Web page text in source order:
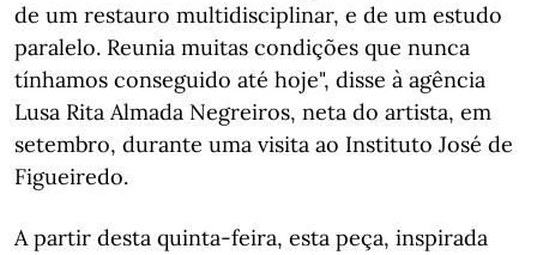
de um restauro multidisciplinar, e de um estudo
paralelo. Reunia muitas condições que nunca
tínhamos conseguido até hoje", disse à agência
Lusa Rita Almada Negreiros, neta do artista, em
setembro, durante uma visita ao Instituto José de
Figueiredo.
A partir desta quinta-feira, esta peça, inspirada